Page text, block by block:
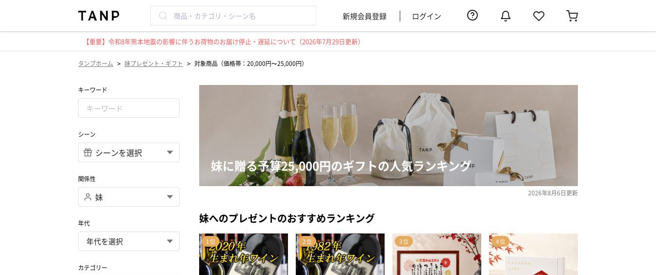
新規会員登録 ログイン
【重要】令和8年熊本地震の影響に伴うお荷物のお届け停止・遅延について（2026年7月29日更新）
タンプホーム > 妹プレゼント・ギフト > 対象商品（価格帯：20,000円〜25,000円）
キーワード
シーン
関係性
年代
カテゴリー
妹に贈る予算25,000円のギフトの人気ランキング
2026年8月6日更新
妹へのプレゼントのおすすめランキング